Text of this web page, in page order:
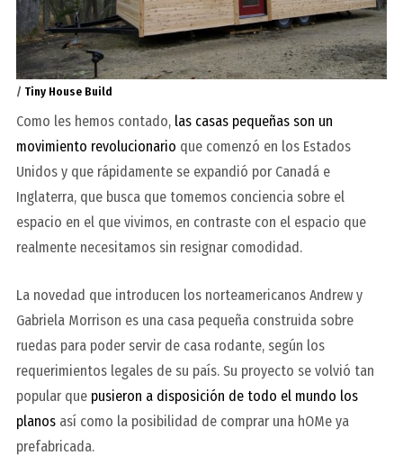
/ Tiny House Build
Como les hemos contado, las casas pequeñas son un
movimiento revolucionario que comenzó en los Estados
Unidos y que rápidamente se expandió por Canadá e
Inglaterra, que busca que tomemos conciencia sobre el
espacio en el que vivimos, en contraste con el espacio que
realmente necesitamos sin resignar comodidad.
La novedad que introducen los norteamericanos Andrew y
Gabriela Morrison es una casa pequeña construida sobre
ruedas para poder servir de casa rodante, según los
requerimientos legales de su país. Su proyecto se volvió tan
popular que pusieron a disposición de todo el mundo los
planosasí como la posibilidad de comprar una hOMeya
prefabricada.